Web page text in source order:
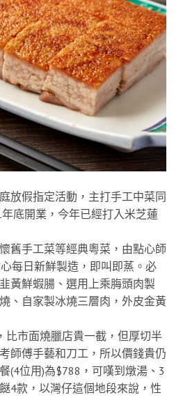
放假指定活動，主打手工中菜同
底開業，今年已經打入米芝蓮
舊手工菜等經典粵菜，由點心師
每日新鮮製造，即叫即蒸。必
黃鮮蝦腸、選用上乘脢頭肉製
、自家製冰燒三層肉，外皮金黃
比市面燒臘店貴一截，但厚切半
師傅手藝和刀工，所以價錢貴仍
(4位用)為$788，可嘆到燉湯、3
4款，以灣仔這個地段來說，性